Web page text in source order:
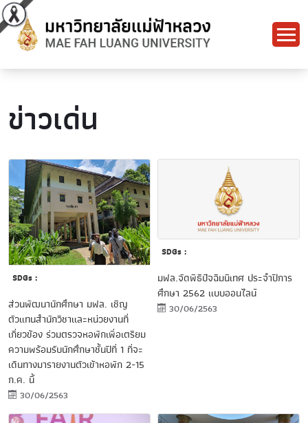
ข่าวเด่น
SDGs :
ส่วนพัฒนานักศึกษา มฟล. เชิญ
ตัวแทนสำนักวิชาและหน่วยงานที่
เกี่ยวข้อง ร่วมตรวจหอพักเพื่อเตรียม
ความพร้อมรับนักศึกษาชั้นปีที่ 1 ที่จะ
เดินทางมารายงานตัวเข้าหอพัก 2-15
ก.ค. นี้
30/06/2563
SDGs :
มฟล.จัดพิธีปัจฉิมนิเทศ ประจำปีการ
ศึกษา 2562 แบบออนไลน์
30/06/2563